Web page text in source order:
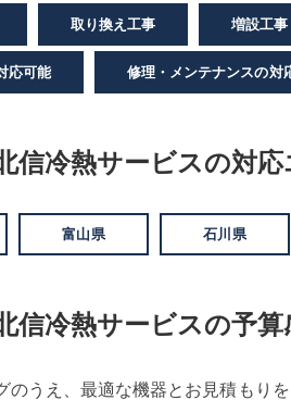
取り換え工事 増設工事
応可能 修理・メンテナンスの対
信冷熱サービスの対応
富山県 石川県
信冷熱サービスの予
のうえ、最適な機器とお見積もりを